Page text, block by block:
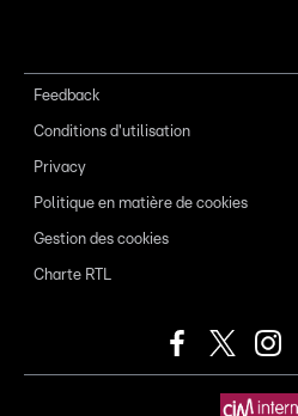
Feedback
Conditions d'utilisation
Privacy
Politique en matière de cookies
Gestion des cookies
Charte RTL